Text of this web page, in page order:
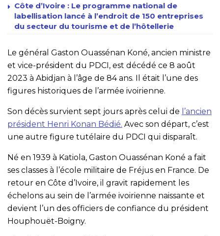
Côte d’Ivoire : Le programme national de
labellisation lancé à l’endroit de 150 entreprises
du secteur du tourisme et de l’hôtellerie
Le général Gaston Ouassénan Koné, ancien ministre
et vice-président du PDCI, est décédé ce 8 août
2023 à Abidjan à l’âge de 84 ans. Il était l’une des
figures historiques de l’armée ivoirienne.
Son décès survient sept jours après celui de l’ancien
président Henri Konan Bédié. Avec son départ, c’est
une autre figure tutélaire du PDCI qui disparaît.
Né en 1939 à Katiola, Gaston Ouassénan Koné a fait
ses classes à l’école militaire de Fréjus en France. De
retour en Côte d’Ivoire, il gravit rapidement les
échelons au sein de l’armée ivoirienne naissante et
devient l’un des officiers de confiance du président
Houphouët-Boigny.